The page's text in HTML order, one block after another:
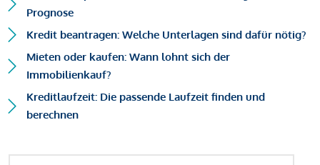
Prognose
Kredit beantragen: Welche Unterlagen sind dafür nötig?
Mieten oder kaufen: Wann lohnt sich der
Immobilienkauf?
Kreditlaufzeit: Die passende Laufzeit finden und
berechnen